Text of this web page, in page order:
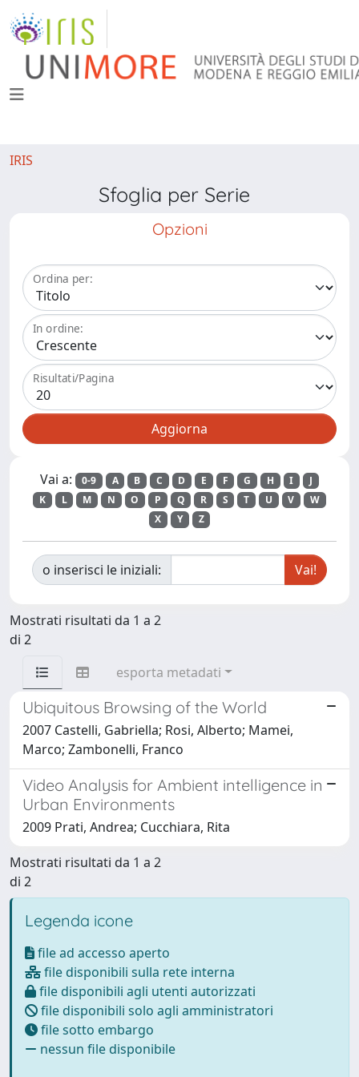
IRIS
Sfoglia per Serie
Opzioni
Ordina per:
In ordine:
Risultati/Pagina
Vai a: 0-9 A B C D E F G H I
J
K
L M N O P Q R S T U V
W
X
Y Z
o inserisci le iniziali:
Mostrati risultati da 1 a 2
di 2
esporta metadati
Ubiquitous Browsing of the World
2007 Castelli, Gabriella; Rosi, Alberto; Mamei,
Marco; Zambonelli, Franco
Video Analysis for Ambient intelligence in
Urban Environments
2009 Prati, Andrea; Cucchiara, Rita
Mostrati risultati da 1 a 2
di 2
Legenda icone
file ad accesso aperto
file disponibili sulla rete interna
file disponibili agli utenti autorizzati
file disponibili solo agli amministratori
file sotto embargo
nessun file disponibile